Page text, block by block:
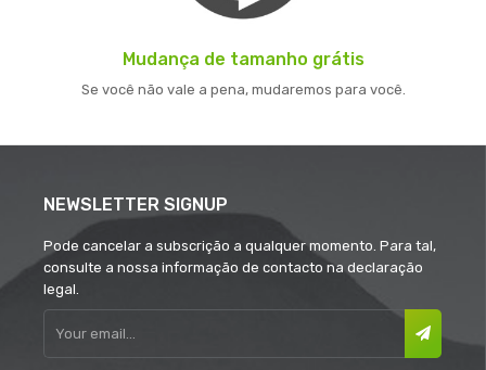
Mudança de tamanho grátis
Se você não vale a pena, mudaremos para você.
NEWSLETTER SIGNUP
Pode cancelar a subscrição a qualquer momento. Para tal,
consulte a nossa informação de contacto na declaração
legal.